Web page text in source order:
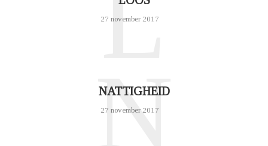
27 november 2017
NATTIGHEID
27 november 2017
N